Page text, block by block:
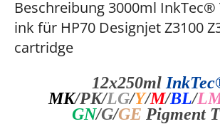
Beschreibung 3000ml
ink für HP70 Designjet Z3100
cartridge
12x250ml
MK/PK/LG/Y/M/BL/
GN/G/GE Pigment